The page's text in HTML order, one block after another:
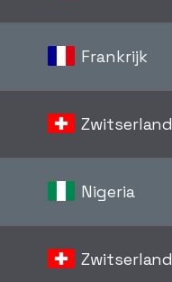
Frankrijk
Zwitserland
Nigeria
Zwitserland